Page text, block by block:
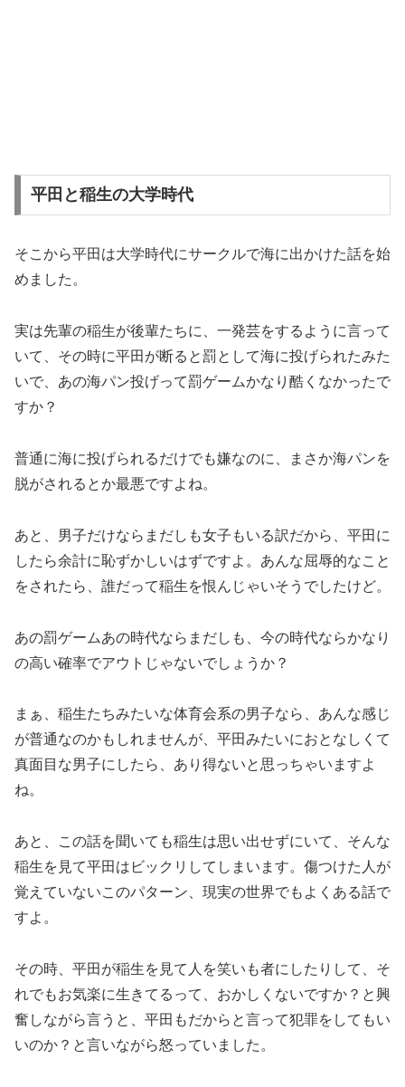
平田と稲生の大学時代
そこから平田は大学時代にサークルで海に出かけた話を始
めました。
実は先輩の稲生が後輩たちに、一発芸をするように言って
いて、その時に平田が断ると罰として海に投げられたみた
いで、あの海パン投げって罰ゲームかなり酷くなかったで
すか？
普通に海に投げられるだけでも嫌なのに、まさか海パンを
脱がされるとか最悪ですよね。
あと、男子だけならまだしも女子もいる訳だから、平田に
したら余計に恥ずかしいはずですよ。あんな屈辱的なこと
をされたら、誰だって稲生を恨んじゃいそうでしたけど。
あの罰ゲームあの時代ならまだしも、今の時代ならかなり
の高い確率でアウトじゃないでしょうか？
まぁ、稲生たちみたいな体育会系の男子なら、あんな感じ
が普通なのかもしれませんが、平田みたいにおとなしくて
真面目な男子にしたら、あり得ないと思っちゃいますよ
ね。
あと、この話を聞いても稲生は思い出せずにいて、そんな
稲生を見て平田はビックリしてしまいます。傷つけた人が
覚えていないこのパターン、現実の世界でもよくある話で
すよ。
その時、平田が稲生を見て人を笑いも者にしたりして、そ
れでもお気楽に生きてるって、おかしくないですか？と興
奮しながら言うと、平田もだからと言って犯罪をしてもい
いのか？と言いながら怒っていました。